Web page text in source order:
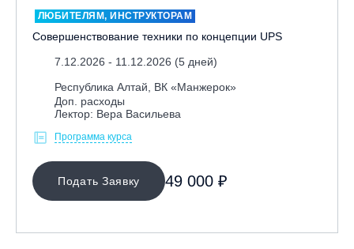
ЛЮБИТЕЛЯМ, ИНСТРУКТОРАМ
Совершенствование техники по концепции UPS
7.12.2026 - 11.12.2026 (5 дней)
Республика Алтай, ВК «Манжерок»
Доп. расходы
Лектор: Вера Васильева
Программа курса
Подать Заявку 49 000 ₽